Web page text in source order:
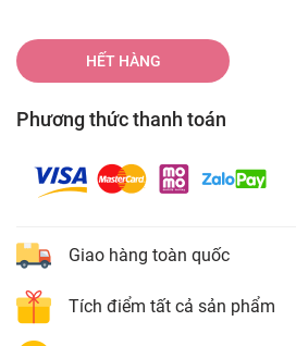
HẾT HÀNG
Phương thức thanh toán
Giao hàng toàn quốc
Tích điểm tất cả sản phẩm